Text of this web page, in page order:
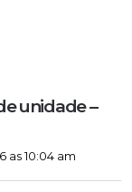
unidade –
as 10:04 am